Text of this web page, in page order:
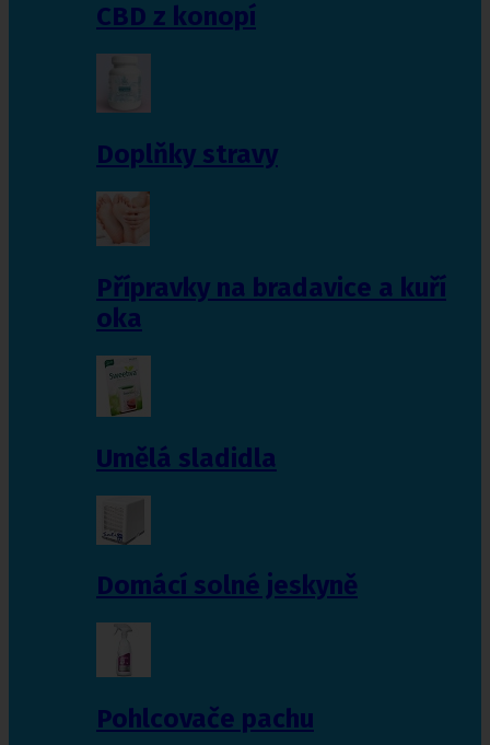
CBD z konopí
Doplňky stravy
Přípravky na bradavice a kuří
oka
Umělá sladidla
Domácí solné jeskyně
Pohlcovače pachu